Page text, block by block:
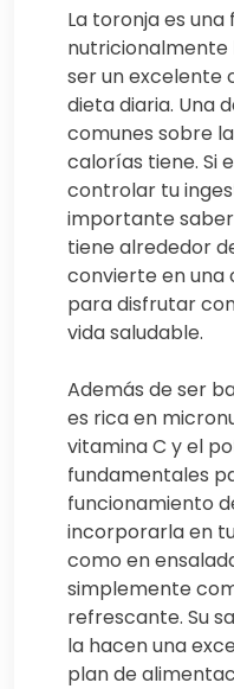
La toronja es
nutricionalmente
ser un
dieta diaria. Una
comunes sobre
calorías tiene. Si
controlar tu
importante
tiene alrededor
convierte en una
para disfrutar
vida saludable.
Además de ser
es rica en
vitamina C y el
fundamentales
funcionamiento
incorporarla en
como en
simplemente
refrescante. Su
la hacen una
plan de